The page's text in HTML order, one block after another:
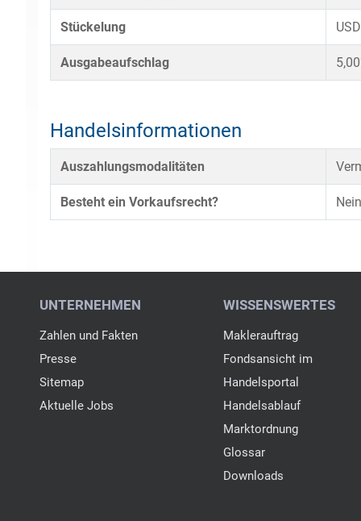
Stückelung
Ausgabeaufschlag
Handelsinformationen
Auszahlungsmodalitäten
Besteht ein Vorkaufsrecht? Nein